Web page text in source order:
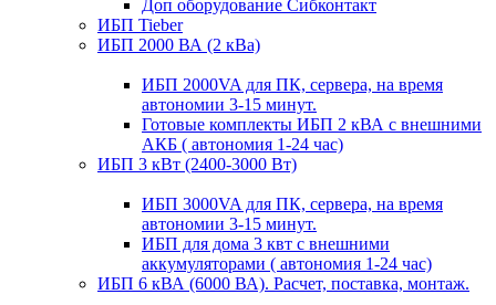
Доп оборудование Сибконтакт
ИБП Tieber
ИБП 2000 ВА (2 кВа)
ИБП 2000VA для ПК, сервера, на время
автономии 3-15 минут.
Готовые комплекты ИБП 2 кВА с внешними
АКБ ( автономия 1-24 час)
ИБП 3 кВт (2400-3000 Вт)
ИБП 3000VA для ПК, сервера, на время
автономии 3-15 минут.
ИБП для дома 3 квт с внешними
аккумуляторами ( автономия 1-24 час)
ИБП 6 кВА (6000 ВА). Расчет, поставка, монтаж.